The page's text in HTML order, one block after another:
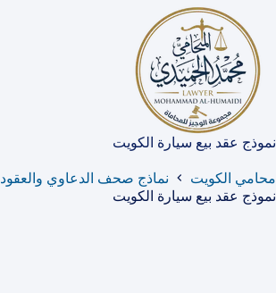
المحتوى
نموذج عقد بيع سيارة الكويت
محامي الكويت
نماذج صحف الدعاوي والعقود
نموذج عقد بيع سيارة الكويت